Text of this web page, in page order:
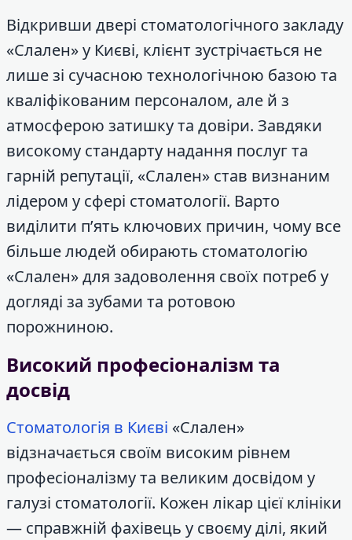
Відкривши двері стоматологічного закладу
«Слален» у Києві, клієнт зустрічається не
лише зі сучасною технологічною базою та
кваліфікованим персоналом, але й з
атмосферою затишку та довіри. Завдяки
високому стандарту надання послуг та
гарній репутації, «Слален» став визнаним
лідером у сфері стоматології. Варто
виділити п’ять ключових причин, чому все
більше людей обирають стоматологію
«Слален» для задоволення своїх потреб у
догляді за зубами та ротовою
порожниною.
Високий професіоналізм та
досвід
Стоматологія в Києві «Слален»
відзначається своїм високим рівнем
професіоналізму та великим досвідом у
галузі стоматології. Кожен лікар цієї клініки
— справжній фахівець у своєму ділі, який